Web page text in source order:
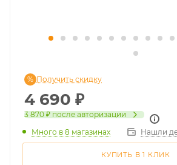
4 690 ₽
3 870 ₽ после авторизации
Получить скидку
Много в 8 магазинах Нашли
КУПИТЬ В 1 КЛИК